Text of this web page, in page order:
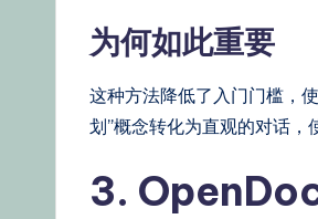
为何如此重要
这种方法降低了入门门槛，
划”概念转化为直观的对话，
3.